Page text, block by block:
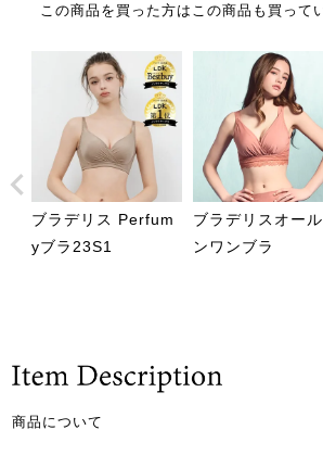
この商品を買った方はこの商品も買って
ブラデリス Perfum
yブラ23S1
ブラデリスオー
ンワンブラ
商品について